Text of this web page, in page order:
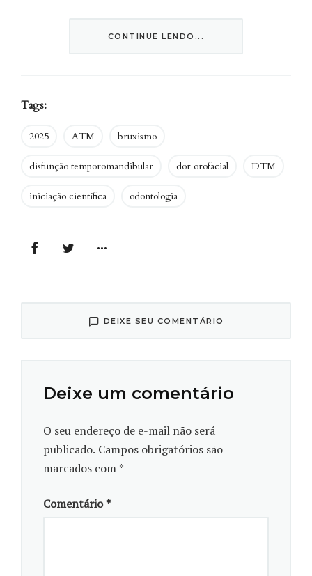
do processo de dor e inclui hábitos que auxiliem nesse
Navegação pelo app EducaDOR. Vídeo: Camille Bropp/Sucom
UFPR
Estima-se que de 1,5% a 5% da população precise de
que mais de 30% apresente algum sinal ou sintoma.
CONTINUE LENDO...
Tags:
2025 ATM bruxismo
disfunção temporomandibular dor orofacial DTM
iniciação científica odontologia
DEIXE SEU COMENTÁRIO
Deixe um comentário
O seu endereço de e-mail não será
publicado. Campos obrigatórios são
marcados com *
Comentário*